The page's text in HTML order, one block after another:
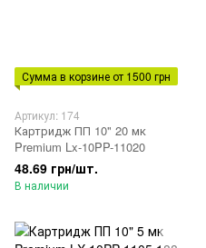
Сумма в корзине от 1500 грн
Артикул: 174
Картридж ПП 10" 20 мк
Premium Lx-10PP-11020
48.69 грн/шт.
В наличии